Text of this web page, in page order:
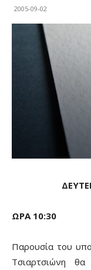
2005-09-02
ΩΡΑ 10:30
Παρουσία του
Τσιαρτσιώνη